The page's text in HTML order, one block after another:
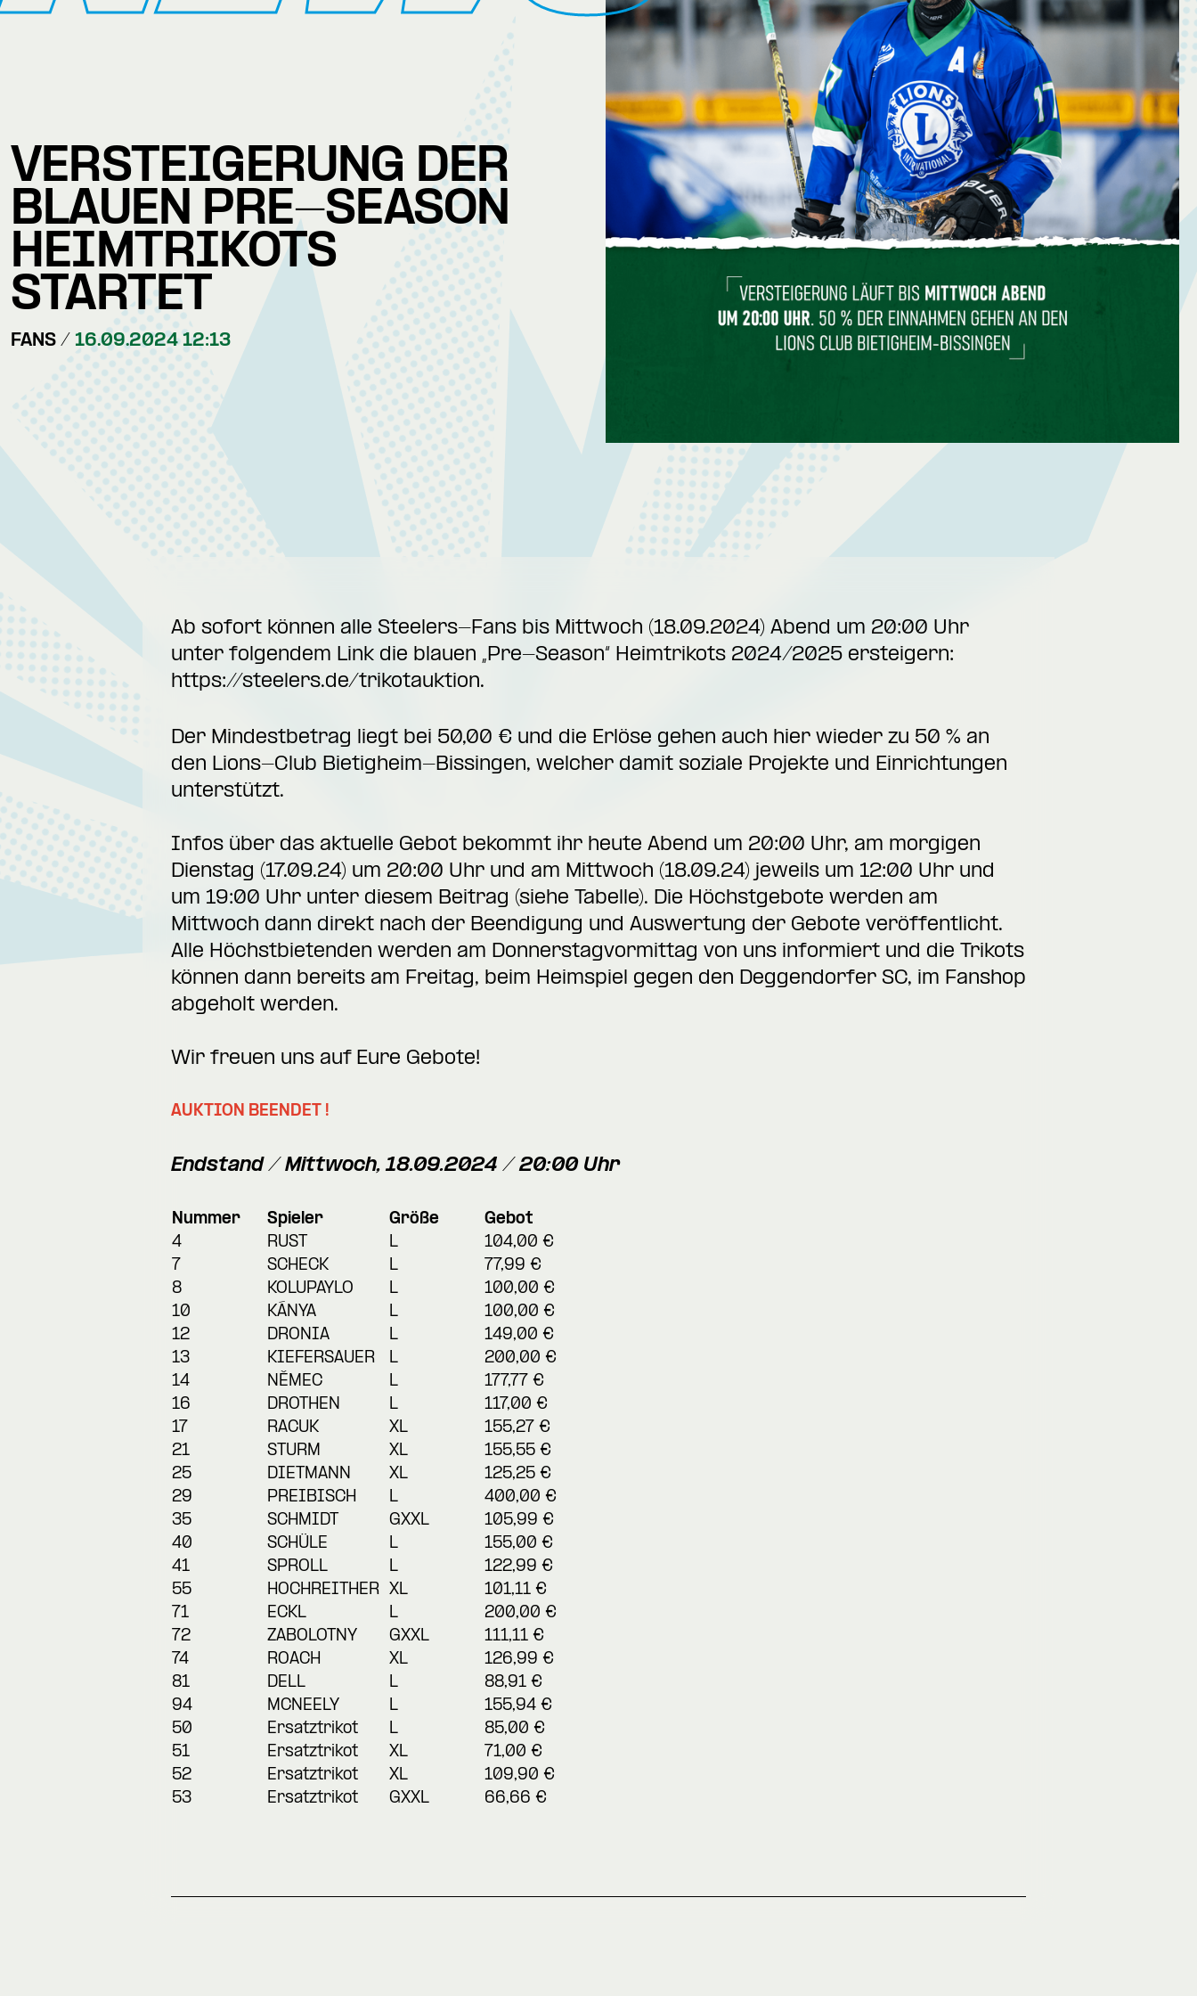
VERSTEIGERUNG DER
BLAUEN PRE-SEASON
HEIMTRIKOTS
STARTET
FANS / 16.09.2024 12:13
Ab sofort können alle Steelers-Fans bis Mittwoch (18.09.2024) Abend um 20:00 Uhr
unter folgendem Link die blauen „Pre-Season“ Heimtrikots 2024/2025 ersteigern:
https://steelers.de/trikotauktion.
Der Mindestbetrag liegt bei 50,00 € und die Erlöse gehen auch hier wieder zu 50 % an
den Lions-Club Bietigheim-Bissingen, welcher damit soziale Projekte und Einrichtungen
unterstützt.
Infos über das aktuelle Gebot bekommt ihr heute Abend um 20:00 Uhr, am morgigen
Dienstag (17.09.24) um 20:00 Uhr und am Mittwoch (18.09.24) jeweils um 12:00 Uhr und
um 19:00 Uhr unter diesem Beitrag (siehe Tabelle). Die Höchstgebote werden am
Mittwoch dann direkt nach der Beendigung und Auswertung der Gebote veröffentlicht.
Alle Höchstbietenden werden am Donnerstagvormittag von uns informiert und die Trikots
können dann bereits am Freitag, beim Heimspiel gegen den Deggendorfer SC, im Fanshop
abgeholt werden.
Wir freuen uns auf Eure Gebote!
AUKTION BEENDET !
Endstand / Mittwoch, 18.09.2024 / 20:00 Uhr
Nummer Spieler Größe
Gebot
4
RUST L
104,00 €
7
SCHECK L
77,99 €
8
KOLUPAYLO L
100,00 €
10
KÁNYA L
100,00 €
12
DRONIA L
149,00 €
13
KIEFERSAUER L
200,00 €
14
NĚMEC L
177,77 €
16
DROTHEN L
117,00 €
17
RACUK XL
155,27 €
21
STURM XL
155,55 €
25
DIETMANN XL
125,25 €
29
PREIBISCH L
400,00 €
35
SCHMIDT GXXL
105,99 €
40
SCHÜLE L
155,00 €
41
SPROLL L
122,99 €
55
HOCHREITHER XL
101,11 €
71
ECKL L
200,00 €
72
ZABOLOTNY GXXL
111,11 €
74
ROACH XL
126,99 €
81
DELL L
88,91 €
94
MCNEELY L
155,94 €
50
Ersatztrikot L
85,00 €
51
Ersatztrikot XL
71,00 €
52
Ersatztrikot XL
109,90 €
53
Ersatztrikot GXXL 66,66 €